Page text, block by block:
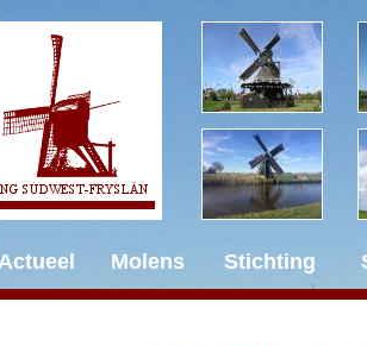
Molens Stichting